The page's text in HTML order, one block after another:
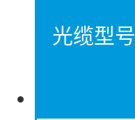
光缆型号